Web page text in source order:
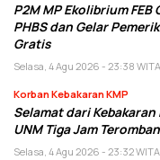
P2M MP Ekolibrium FEB
PHBS dan Gelar
Gratis
Selasa, 4 Agu 2026 - 23:38 WITA
Korban Kebakaran KMP
Selamat dari Kebakaran
UNM Tiga Jam
Selasa, 4 Agu 2026 - 23:32 WITA